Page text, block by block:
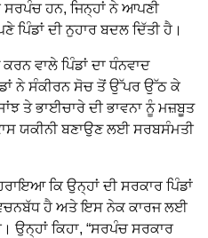
ਸਰਪੰਚ ਹਨ, ਜਿਨ੍ਹਾਂ ਨੇ ਆਪਣੀ
ਦੀ ਨੁਹਾਰ ਬਦਲ ਦਿੱਤੀ ਹੈ।
ਵਾਲੇ ਪਿੰਡਾਂ ਦਾ ਧੰਨਵਾਦ
ਨੇ ਸੰਕੀਰਨ ਸੋਚ ਤੋਂ ਉੱਪਰ ਉੱਠ ਕੇ
ਤੇ ਭਾਈਚਾਰੇ ਦੀ ਭਾਵਨਾ ਨੂੰ ਮਜ਼ਬੂਤ
ਯਕੀਨੀ ਬਣਾਉਣ ਲਈ ਸਰਬਸੰਮਤੀ
ਕਿ ਉਨ੍ਹਾਂ ਦੀ ਸਰਕਾਰ ਪਿੰਡਾਂ
ਹੈ ਅਤੇ ਇਸ ਨੇਕ ਕਾਰਜ ਲਈ
ਉਨ੍ਹਾਂ ਕਿਹਾ, “ਸਰਪੰਚ ਸਰਕਾਰ